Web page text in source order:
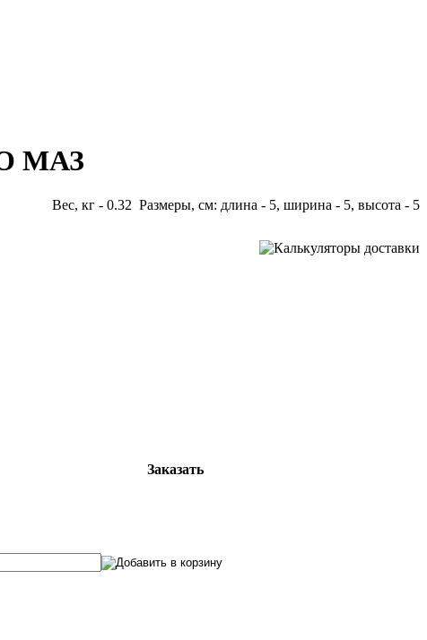
МАЗ
Вес, кг - 0.32 Размеры, см: длина - 5, ширина - 5, высота - 5
Заказать